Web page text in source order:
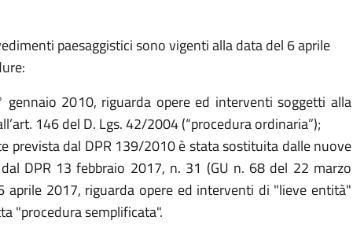
paesaggistici sono vigenti alla data del 6 aprile
2010, riguarda opere ed interventi soggetti alla
146 del D. Lgs. 42/2004 (“procedura ordinaria”);
prevista dal DPR 139/2010 è stata sostituita dalle nuove
DPR 13 febbraio 2017, n. 31 (GU n. 68 del 22 marzo
aprile 2017, riguarda opere ed interventi di "lieve entità"
"procedura semplificata".